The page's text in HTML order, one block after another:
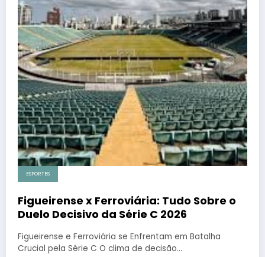
ESPORTES
Figueirense x Ferroviária: Tudo Sobre o
Duelo Decisivo da Série C 2026
Figueirense e Ferroviária se Enfrentam em Batalha
Crucial pela Série C O clima de decisão…